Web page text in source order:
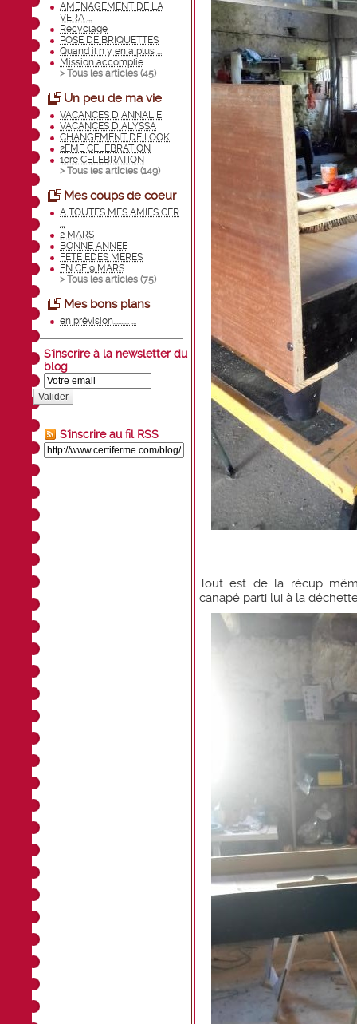
AMENAGEMENT DE LA
VERA ...
Recyclage
POSE DE BRIQUETTES
Quand il n y en a plus ...
Mission accomplie
> Tous les articles (45)
Un peu de ma vie
VACANCES D ANNALIE
VACANCES D ALYSSA
CHANGEMENT DE LOOK
2EME CELEBRATION
1ere CELEBRATION
> Tous les articles (149)
Mes coups de coeur
A TOUTES MES AMIES CER
...
2 MARS
BONNE ANNEE
FETE EDES MERES
EN CE 9 MARS
> Tous les articles (75)
Mes bons plans
en prévision.......... ...
S'inscrire à la newsletter du
blog
Valider
S'inscrire au fil RSS
Tout est de la récup
canapé parti lui à la